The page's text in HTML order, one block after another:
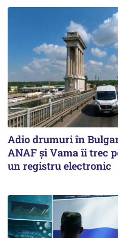
Adio drumuri în
ANAF și Vama îi trec
un registru electronic